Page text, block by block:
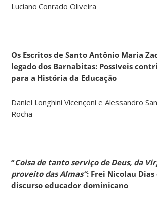
Luciano Conrado Oliveira
Os Escritos de Santo Antônio Maria
legado dos Barnabitas: Possíveis
para a História da Educação
Daniel Longhini Vicençoni e Alessandro
Rocha
“Coisa de tanto serviço de Deus, da
proveito das Almas”: Frei Nicolau Dias
discurso educador dominicano